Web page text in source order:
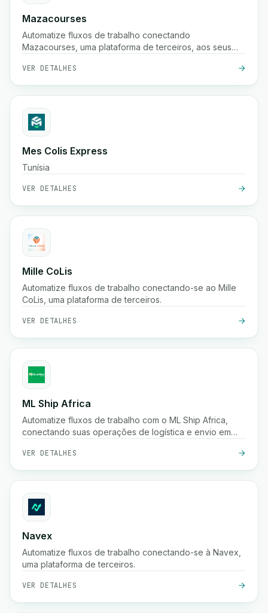
Mazacourses
Automatize fluxos de trabalho conectando
Mazacourses, uma plataforma de terceiros, aos seus
VER DETALHES
Mes Colis Express
Tunísia
VER DETALHES
Mille CoLis
Automatize fluxos de trabalho conectando-se ao Mille
CoLis, uma plataforma de terceiros.
VER DETALHES
ML Ship Africa
Automatize fluxos de trabalho com o ML Ship Africa,
conectando suas operações de logística e envio em
VER DETALHES
Navex
Automatize fluxos de trabalho conectando-se à Navex,
uma plataforma de terceiros.
VER DETALHES